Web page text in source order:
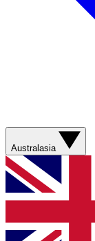
Australasia